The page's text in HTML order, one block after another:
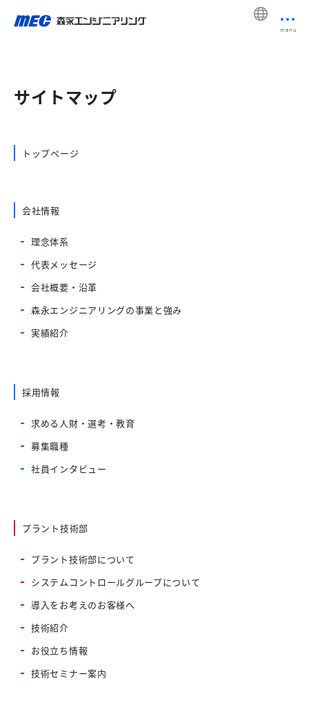
サイトマップ
トップページ
会社情報
理念体系
代表メッセージ
会社概要・沿革
森永エンジニアリングの事業と強み
実績紹介
採用情報
求める人財・選考・教育
募集職種
社員インタビュー
プラント技術部
プラント技術部について
システムコントロールグループについて
導入をお考えのお客様へ
技術紹介
お役立ち情報
技術セミナー案内
menu